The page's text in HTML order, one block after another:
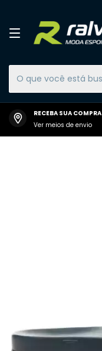
RECEBA SUA COMPRA
Ver meios de envio